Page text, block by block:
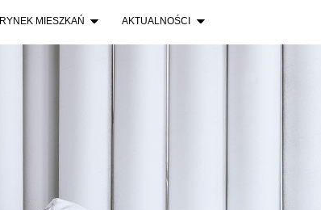
RYNEK MIESZKAŃ AKTUALNOŚCI